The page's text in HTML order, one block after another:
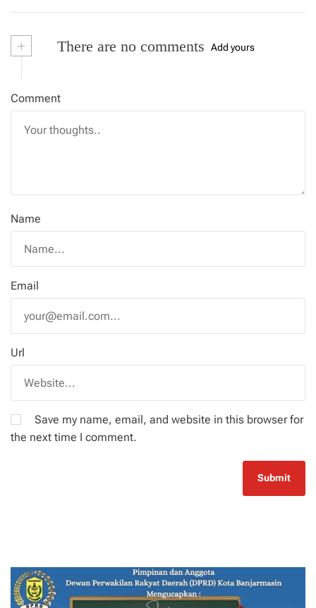
+ There are no comments Add yours
Comment
Name
Email
Url
Save my name, email, and website in this browser for
the next time I comment.